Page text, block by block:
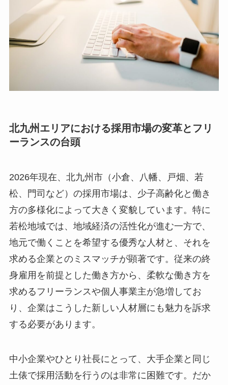
北九州エリアにおける採用市場の変革とフリ
ーランスの台頭
2026年現在、北九州市（小倉、八幡、戸畑、若
松、門司など）の採用市場は、少子高齢化と働き
方の多様化によって大きく変貌しています。特に
若松地域では、地域経済の活性化が進む一方で、
地元で働くことを希望する優秀な人材と、それを
求める企業とのミスマッチが顕著です。従来の終
身雇用を前提とした働き方から、柔軟な働き方を
求めるフリーランスや個人事業主が急増してお
り、企業はこうした新しい人材層にも魅力を訴求
する必要があります。
中小企業やひとり社長にとって、大手企業と同じ
土俵で採用活動を行うのは非常に困難です。だか